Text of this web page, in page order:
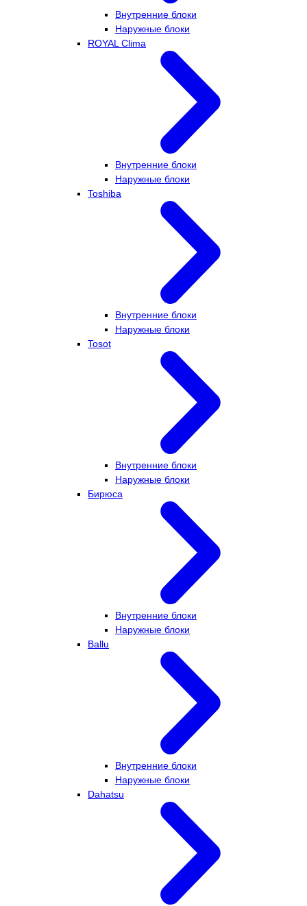
Внутренние блоки
Наружные блоки
ROYAL Clima
Внутренние блоки
Наружные блоки
Toshiba
Внутренние блоки
Наружные блоки
Tosot
Внутренние блоки
Наружные блоки
Бирюса
Внутренние блоки
Наружные блоки
Ballu
Внутренние блоки
Наружные блоки
Dahatsu